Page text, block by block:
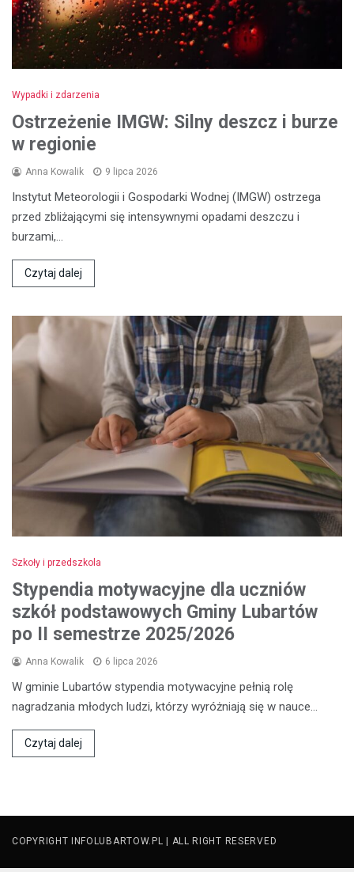
Wypadki i zdarzenia
Ostrzeżenie IMGW: Silny deszcz i burze
w regionie
Anna Kowalik 9 lipca 2026
Instytut Meteorologii i Gospodarki Wodnej (IMGW) ostrzega
przed zbliżającymi się intensywnymi opadami deszczu i
burzami,…
Czytaj dalej
Szkoły i przedszkola
Stypendia motywacyjne dla uczniów
szkół podstawowych Gminy Lubartów
po II semestrze 2025/2026
Anna Kowalik 6 lipca 2026
W gminie Lubartów stypendia motywacyjne pełnią rolę
nagradzania młodych ludzi, którzy wyróżniają się w nauce…
Czytaj dalej
COPYRIGHT INFOLUBARTOW.PL | ALL RIGHT RESERVED